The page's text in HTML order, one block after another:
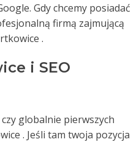
Gdy chcemy posiadać
firmą zajmującą
.
i SEO
globalnie pierwszych
. Jeśli tam twoja pozycja